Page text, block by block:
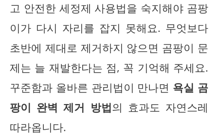
고 안전한 세정제 사용법을 숙지해야 곰팡
이가 다시 자리를 잡지 못해요. 무엇보다
초반에 제대로 제거하지 않으면 곰팡이 문
제는 늘 재발한다는 점, 꼭 기억해 주세요.
꾸준함과 올바른 관리법이 만나면 욕실 곰
팡이 완벽 제거 방법의 효과도 자연스레
따라옵니다.